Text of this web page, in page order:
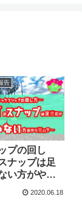
告
プの回し
ナップは足
い方がやり
02/27メ
2020.06.18